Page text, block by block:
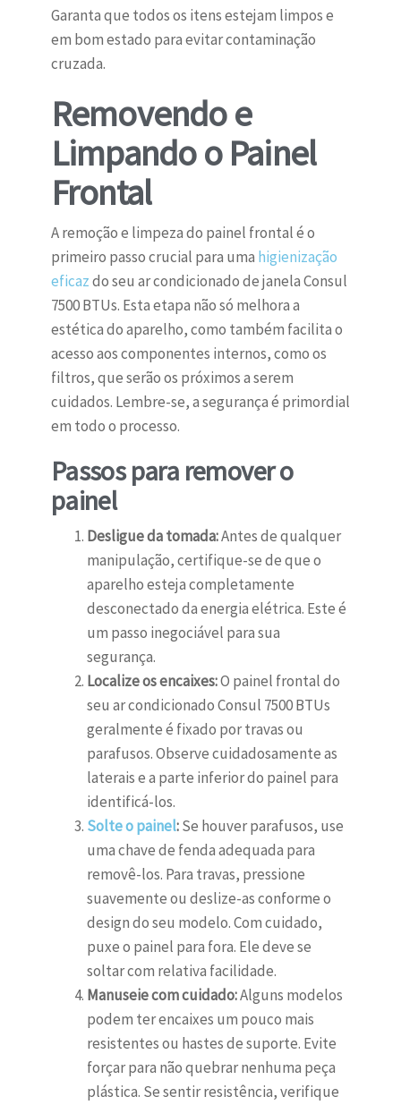
Garanta que todos os itens estejam limpos e
em bom estado para evitar contaminação
cruzada.
Removendo e
Limpando o Painel
Frontal
A remoção e limpeza do painel frontal é o
primeiro passo crucial para uma higienização
eficazdo seu ar condicionado de janela Consul
7500 BTUs. Esta etapa não só melhora a
estética do aparelho, como também facilita o
acesso aos componentes internos, como os
filtros, que serão os próximos a serem
cuidados. Lembre-se, a segurança é primordial
em todo o processo.
Passos para remover o
painel
Desligue da tomada:Antes de qualquer
manipulação, certifique-se de que o
aparelho esteja completamente
desconectado da energia elétrica. Este é
um passo inegociável para sua
segurança.
Localize os encaixes:O painel frontal do
seu ar condicionado Consul 7500 BTUs
geralmente é fixado por travas ou
parafusos. Observe cuidadosamente as
laterais e a parte inferior do painel para
identificá-los.
Solte o painel:Se houver parafusos, use
uma chave de fenda adequada para
removê-los. Para travas, pressione
suavemente ou deslize-as conforme o
design do seu modelo. Com cuidado,
puxe o painel para fora. Ele deve se
soltar com relativa facilidade.
Manuseie com cuidado:Alguns modelos
podem ter encaixes um pouco mais
resistentes ou hastes de suporte. Evite
forçar para não quebrar nenhuma peça
plástica. Se sentir resistência, verifique